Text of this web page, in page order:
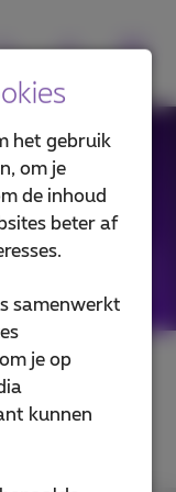
het gebruik
om je
de inhoud
beter af
samenwerkt
je op
kunnen